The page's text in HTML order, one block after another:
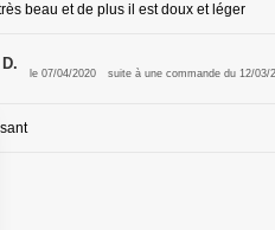
beau et de plus il est doux et léger
le 07/04/2020 suite à une commande du 12/03/